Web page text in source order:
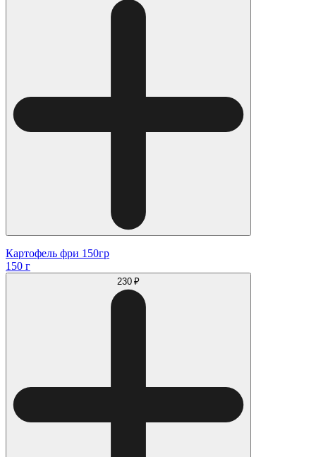
Картофель фри 150гр
150 г
230 ₽